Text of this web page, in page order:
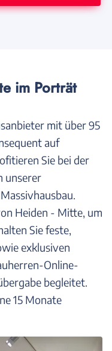
im Porträt
mit über 95
auf
Sie bei der
unserer
Heiden - Mitte, um
Sie feste,
exklusiven
Online-
begleitet.
15 Monate